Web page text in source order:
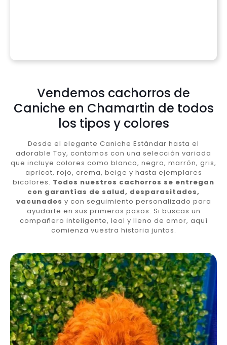
Vendemos cachorros de
Caniche en Chamartin de todos
los tipos y colores
Desde el elegante Caniche Estándar hasta el
adorable Toy, contamos con una selección variada
que incluye colores como blanco, negro, marrón, gris,
apricot, rojo, crema, beige y hasta ejemplares
bicolores. Todos nuestros cachorros se entregan
con garantías de salud, desparasitados,
vacunados y con seguimiento personalizado para
ayudarte en sus primeros pasos. Si buscas un
compañero inteligente, leal y lleno de amor, aquí
comienza vuestra historia juntos.